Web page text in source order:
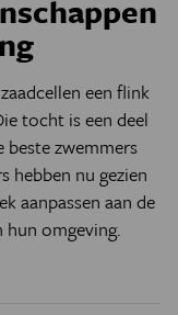
een flink
tocht is een deel
beste zwemmers
hebben nu gezien
aanpassen aan de
omgeving.